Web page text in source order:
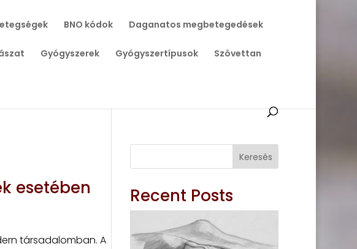
BNO kódok Daganatos megbetegedések
Gyógyszerek Gyógyszertípusok Szövettan
esetében
társadalomban. A
Keresés
Recent Posts